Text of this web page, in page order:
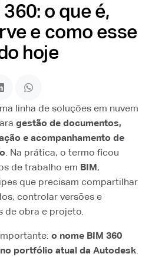
o que é,
e como esse
hoje
linha de soluções em nuvem
gestão de documentos,
e acompanhamento de
. Na prática, o termo ficou
de trabalho em BIM,
que precisam compartilhar
controlar versões e
de obra e projeto.
o nome BIM 360
portfólio atual da Autodesk.